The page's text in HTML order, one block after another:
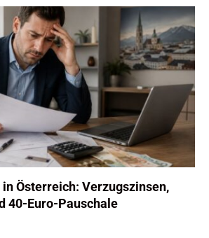
Österreich: Verzugszinsen,
40-Euro-Pauschale